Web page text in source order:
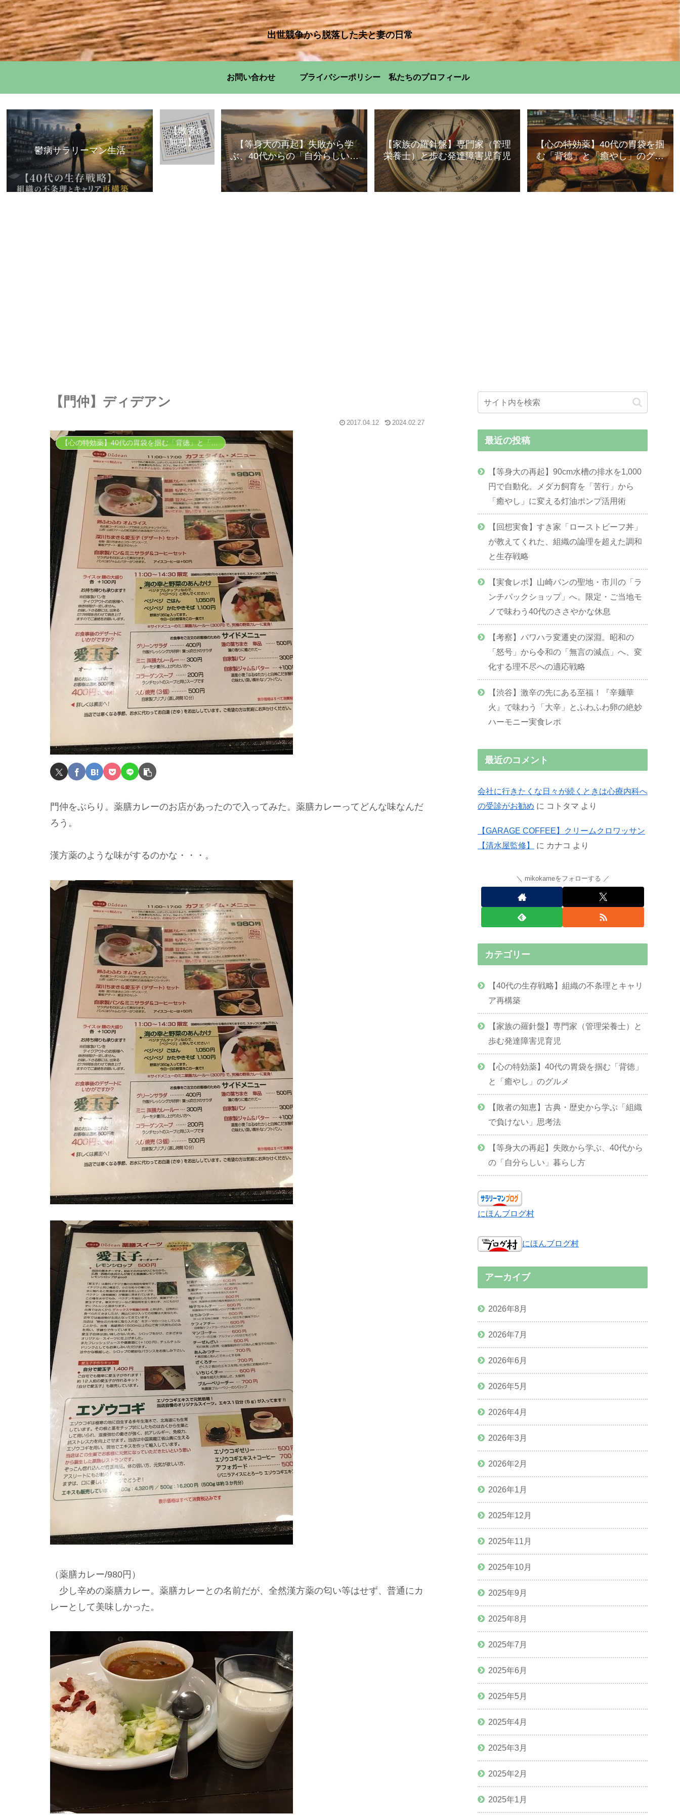
出世競争から脱落した夫と妻の日常
お問い合わせ プライバシーポリシー 私たちのプロフィール
鬱病サラリーマン生活
【敗者の
知恵】古
典・歴史
から学ぶ
【等身大の再起】失敗から学
ぶ、40代からの「自分らしい」
暮らし方
【家族の羅針盤】専門家（管理
栄養士）と歩む発達障害児育児
【心の特効薬】40代の胃袋を掴
む「背徳」と「癒やし」のグル
メ
【門仲】ディデアン
2017.04.12 2024.02.27
門仲をぶらり。薬膳カレーのお店があったので入ってみた。薬膳カレーってどんな味なんだ
ろう。
漢方薬のような味がするのかな・・・。
（薬膳カレー/980円）
少し辛めの薬膳カレー。薬膳カレーとの名前だが、全然漢方薬の匂い等はせず、普通にカ
レーとして美味しかった。
最近の投稿
【等身大の再起】90cm水槽の排水を1,000
円で自動化。メダカ飼育を「苦行」から
「癒やし」に変える灯油ポンプ活用術
【回想実食】すき家「ローストビーフ丼」
が教えてくれた、組織の論理を超えた調和
と生存戦略
【実食レポ】山崎パンの聖地・市川の「ラ
ンチパックショップ」へ。限定・ご当地モ
ノで味わう40代のささやかな休息
【考察】パワハラ変遷史の深淵。昭和の
「怒号」から令和の「無言の減点」へ、変
化する理不尽への適応戦略
【渋谷】激辛の先にある至福！『辛麺華
火』で味わう「大辛」とふわふわ卵の絶妙
ハーモニー実食レポ
最近のコメント
会社に行きたくな日々が続くときは心療内科へ
の受診がお勧め に コトタマ より
【GARAGE COFFEE】クリームクロワッサン
【清水屋監修】
に カナコ より
mikokameをフォローする
カテゴリー
【40代の生存戦略】組織の不条理とキャリ
ア再構築
【家族の羅針盤】専門家（管理栄養士）と
歩む発達障害児育児
【心の特効薬】40代の胃袋を掴む「背徳」
と「癒やし」のグルメ
【敗者の知恵】古典・歴史から学ぶ「組織
で負けない」思考法
【等身大の再起】失敗から学ぶ、40代から
の「自分らしい」暮らし方
にほんブログ村
にほんブログ村
アーカイブ
2026年8月
2026年7月
2026年6月
2026年5月
2026年4月
2026年3月
2026年2月
2026年1月
2025年12月
2025年11月
2025年10月
2025年9月
2025年8月
2025年7月
2025年6月
2025年5月
2025年4月
2025年3月
2025年2月
2025年1月